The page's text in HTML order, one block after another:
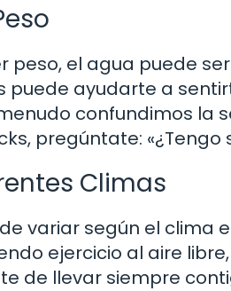
el agua puede
puede ayudarte a
confundimos la
pregúntate:
Climas
variar según el clima
ejercicio al aire
de llevar siempre